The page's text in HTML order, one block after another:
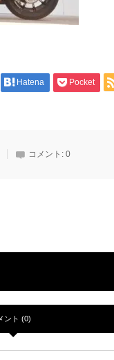
Hatena Pocket
コメント: 0
ント (0)